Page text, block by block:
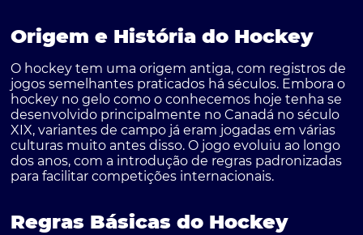
Origem e História do Hockey
O hockey tem uma origem antiga, com registros de
jogos semelhantes praticados há séculos. Embora o
hockey no gelo como o conhecemos hoje tenha se
desenvolvido principalmente no Canadá no século
XIX, variantes de campo já eram jogadas em várias
culturas muito antes disso. O jogo evoluiu ao longo
dos anos, com a introdução de regras padronizadas
para facilitar competições internacionais.
Regras Básicas do Hockey